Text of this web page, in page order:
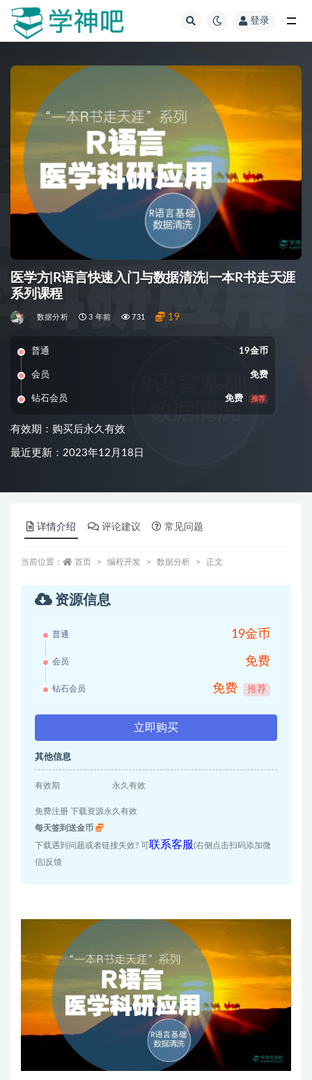
登录
医学方|R语言快速入门与数据清洗|一本R书走天涯
系列课程
数据分析 3 年前 731 19
普通 19金币
会员 免费
钻石会员 免费 推荐
有效期：购买后永久有效
最近更新：2023年12月18日
详情介绍 评论建议 常见问题
当前位置： 首页 编程开发 数据分析 正文
资源信息
普通 19金币
会员 免费
钻石会员 免费 推荐
立即购买
其他信息
有效期 永久有效
免费注册 下载资源永久有效
每天签到送金币
下载遇到问题或者链接失效? 可联系客服(右侧点击扫码添加微
信)反馈